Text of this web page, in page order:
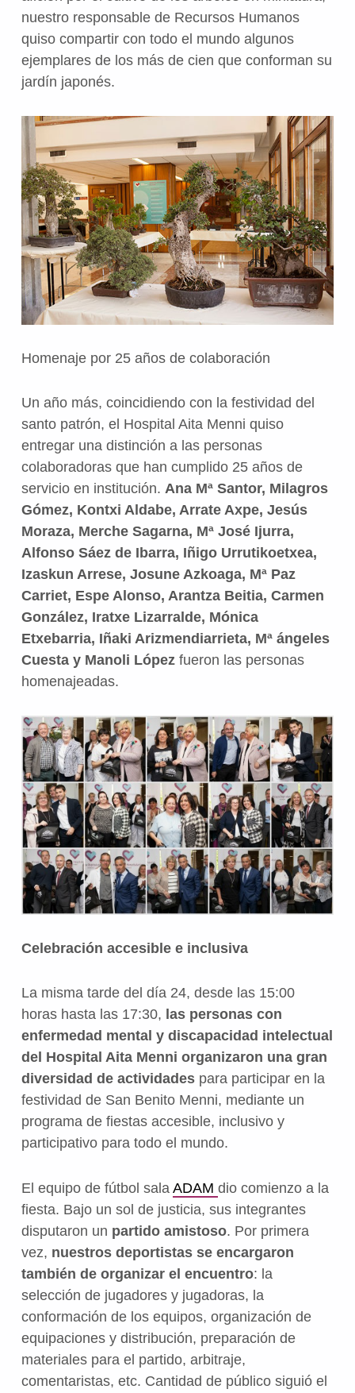
nuestro responsable de Recursos Humanos
quiso compartir con todo el mundo algunos
ejemplares de los más de cien que conforman su
jardín japonés.
Homenaje por 25 años de colaboración
Un año más, coincidiendo con la festividad del
santo patrón, el Hospital Aita Menni quiso
entregar una distinción a las personas
colaboradoras que han cumplido 25 años de
servicio en institución. Ana Mª Santor, Milagros
Gómez, Kontxi Aldabe, Arrate Axpe, Jesús
Moraza, Merche Sagarna, Mª José Ijurra,
Alfonso Sáez de Ibarra, Iñigo Urrutikoetxea,
Izaskun Arrese, Josune Azkoaga, Mª Paz
Carriet, Espe Alonso, Arantza Beitia, Carmen
González, Iratxe Lizarralde, Mónica
Etxebarria, Iñaki Arizmendiarrieta, Mª ángeles
Cuesta y Manoli Lópezfueron las personas
homenajeadas.
Celebración accesible e inclusiva
La misma tarde del día 24, desde las 15:00
horas hasta las 17:30, las personas con
enfermedad mental y discapacidad intelectual
del Hospital Aita Menni organizaron una gran
diversidad de actividades para participar en la
festividad de San Benito Menni, mediante un
programa de fiestas accesible, inclusivo y
participativo para todo el mundo.
El equipo de fútbol sala ADAM dio comienzo a la
fiesta. Bajo un sol de justicia, sus integrantes
disputaron un partido amistoso. Por primera
vez, nuestros deportistas se encargaron
también de organizar el encuentro: la
selección de jugadores y jugadoras, la
conformación de los equipos, organización de
equipaciones y distribución, preparación de
materiales para el partido, arbitraje,
comentaristas, etc. Cantidad de público siguió el